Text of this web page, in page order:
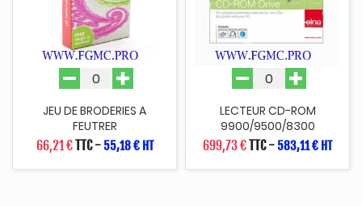
JEU DE BRODERIES A
FEUTRER
66,21 €TTC- 55,18 € HT
LECTEUR CD-ROM
9900/9500/8300
699,73 €TTC- 583,11 € HT